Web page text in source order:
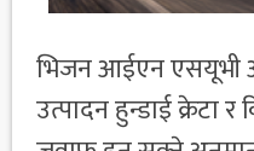
भिजन आईएन एसयूभी
उत्पादन हुन्डाई क्रेटा